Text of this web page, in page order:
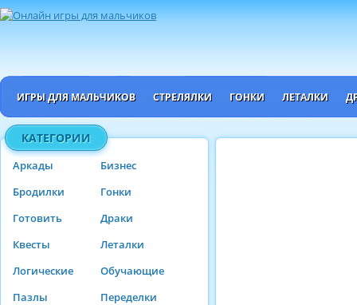
ИГРЫ ДЛЯ МАЛЬЧИКОВ СТРЕЛЯЛКИ ГОНКИ ЛЕТАЛКИ
КАТЕГОРИИ
Аркады
Бизнес
Бродилки
Гонки
Готовить
Драки
Квесты
Леталки
Логические
Обучающие
Пазлы
Переделки